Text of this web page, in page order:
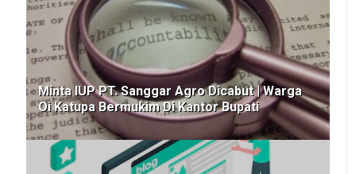
Minta IUP PT. Sanggar Agro Dicabut | Warga
Oi Katupa Bermukim Di Kantor Bupati